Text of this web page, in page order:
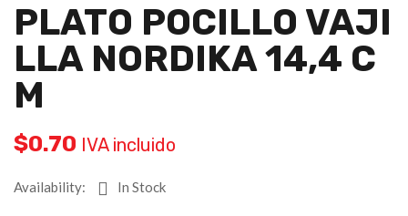
PLATO POCILLO VAJI
LLA NORDIKA 14,4 C
M
$0.70 IVA incluido
Availability: In Stock